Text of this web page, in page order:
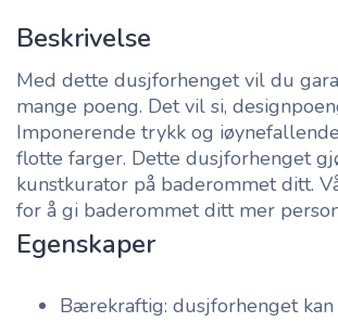
Beskrivelse
Med dette dusjforhenget vil du
mange poeng. Det vil si,
Imponerende trykk og
flotte farger. Dette dusjforhenget
kunstkurator på baderommet ditt.
for å gi baderommet ditt mer
Egenskaper
Bærekraftig: dusjforhenget kan